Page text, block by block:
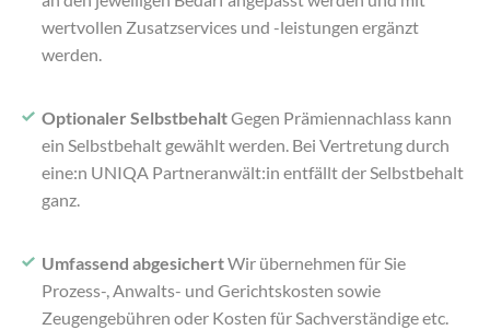
wertvollen Zusatzservices und -leistungen ergänzt
werden.
Optionaler SelbstbehaltGegen Prämiennachlass kann
ein Selbstbehalt gewählt werden. Bei Vertretung durch
eine:n UNIQA Partneranwält:in entfällt der Selbstbehalt
ganz.
Umfassend abgesichertWir übernehmen für Sie
Prozess-, Anwalts- und Gerichtskosten sowie
Zeugengebühren oder Kosten für Sachverständige etc.